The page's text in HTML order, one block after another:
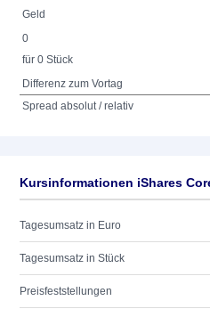
Geld
0
für 0 Stück
Differenz zum Vortag
Spread absolut / relativ
Kursinformationen iShares
Tagesumsatz in Euro
Tagesumsatz in Stück
Preisfeststellungen